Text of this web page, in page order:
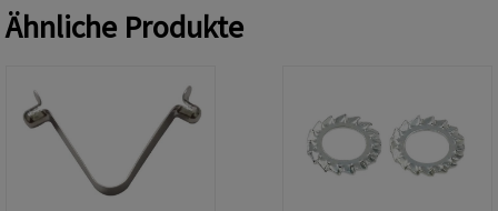
Ähnliche Produkte